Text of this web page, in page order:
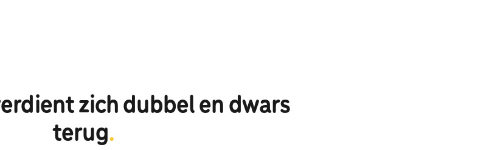
zich dubbel en dwars
terug.